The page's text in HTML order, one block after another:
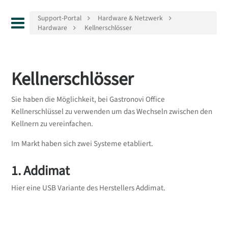
Support-Portal
Hardware & Netzwerk
Hardware
Kellnerschlösser
Kellnerschlösser
Sie haben die Möglichkeit, bei Gastronovi Office
Kellnerschlüssel zu verwenden um das Wechseln zwischen den
Kellnern zu vereinfachen.
Im Markt haben sich zwei Systeme etabliert.
1. Addimat
Hier eine USB Variante des Herstellers Addimat.